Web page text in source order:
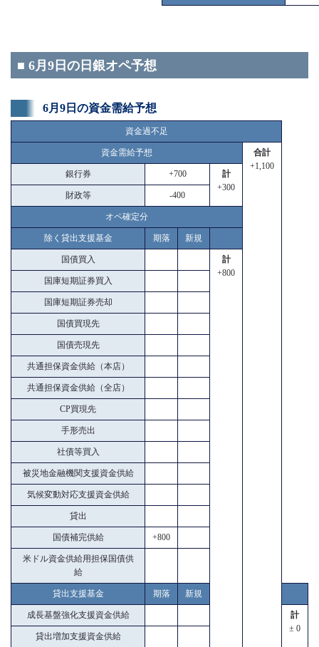
■ 6月9日の日銀オペ予想
6月9日の資金需給予想
資金過不足
資金需給予想
合計
+1,100
銀行券 +700
計
+300
財政等 -400
オペ確定分
除く貸出支援基金 期落 新規
国債買入
計
+800
国庫短期証券買入
国庫短期証券売却
国債買現先
国債売現先
共通担保資金供給（本店）
共通担保資金供給（全店）
CP買現先
手形売出
社債等買入
被災地金融機関支援資金供給
気候変動対応支援資金供給
貸出
国債補完供給 +800
米ドル資金供給用担保国債供
給
貸出支援基金 期落 新規
成長基盤強化支援資金供給
計
± 0
貸出増加支援資金供給